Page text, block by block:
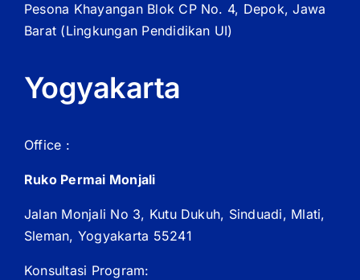
Pesona Khayangan Blok CP No. 4, Depok, Jawa
Barat (Lingkungan Pendidikan UI)
Yogyakarta
Office :
Ruko Permai Monjali
Jalan Monjali No 3, Kutu Dukuh, Sinduadi, Mlati,
Sleman, Yogyakarta 55241
Konsultasi Program: